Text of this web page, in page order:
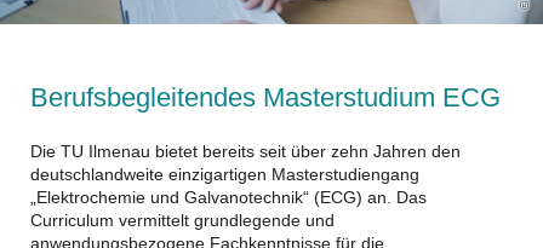
Berufsbegleitendes Masterstudium ECG
Die TU Ilmenau bietet bereits seit über zehn Jahren den
deutschlandweite einzigartigen Masterstudiengang
„Elektrochemie und Galvanotechnik“ (ECG) an. Das
Curriculum vermittelt grundlegende und
anwendungsbezogene Fachkenntnisse für die